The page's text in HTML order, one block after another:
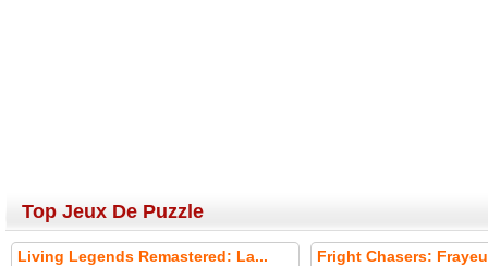
Top Jeux De Puzzle
Living Legends Remastered: La... Fright Chasers: